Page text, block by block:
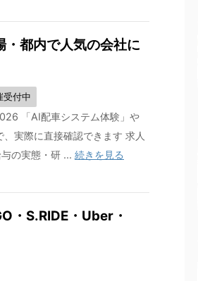
都内で人気の会社に
受付中
「AI配車システム体験」や
、実際に直接確認できます 求人
の実態・研 ... 続きを見る
・S.RIDE・Uber・